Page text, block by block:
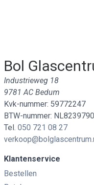
Bol
Industrieweg 18
9781 AC Bedum
Kvk-nummer: 59772247
BTW-nummer:
Tel. 050 721 08 27
Klantenservice
Bestellen